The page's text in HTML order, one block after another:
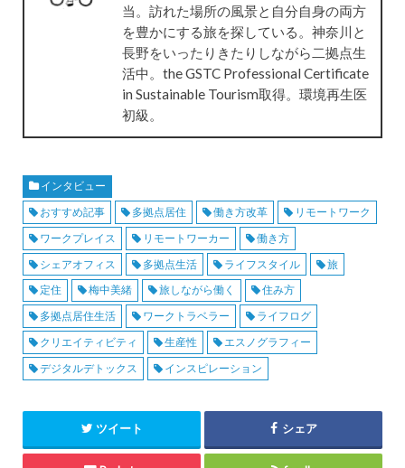
当。訪れた場所の風景と自分自身の両方
を豊かにする旅を探している。神奈川と
長野をいったりきたりしながら二拠点生
活中。the GSTC Professional Certificate
in Sustainable Tourism取得。環境再生医
初級。
インタビュー
おすすめ記事
多拠点居住 働き方改革
リモートワーク
ワークプレイス
リモートワーカー
働き方
シェアオフィス
多拠点生活 ライフスタイル
旅
定住
梅中美緒 旅しながら働く
住み方
多拠点居住生活
ワークトラベラー
ライフログ
クリエイティビティ
生産性
エスノグラフィー
デジタルデトックス
インスピレーション
ツイート シェア